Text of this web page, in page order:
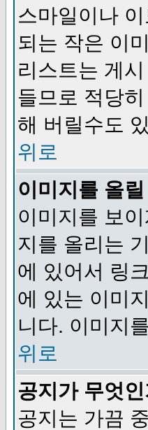
스마일이나
되는 작은 이
리스트는 게
들므로 적당
해 버릴수도
위로
이미지를 올
이미지를 보
지를 올리는
에 있어서 링
에 있는 이미
니다. 이미지
위로
공지가 무엇
공지는 가끔